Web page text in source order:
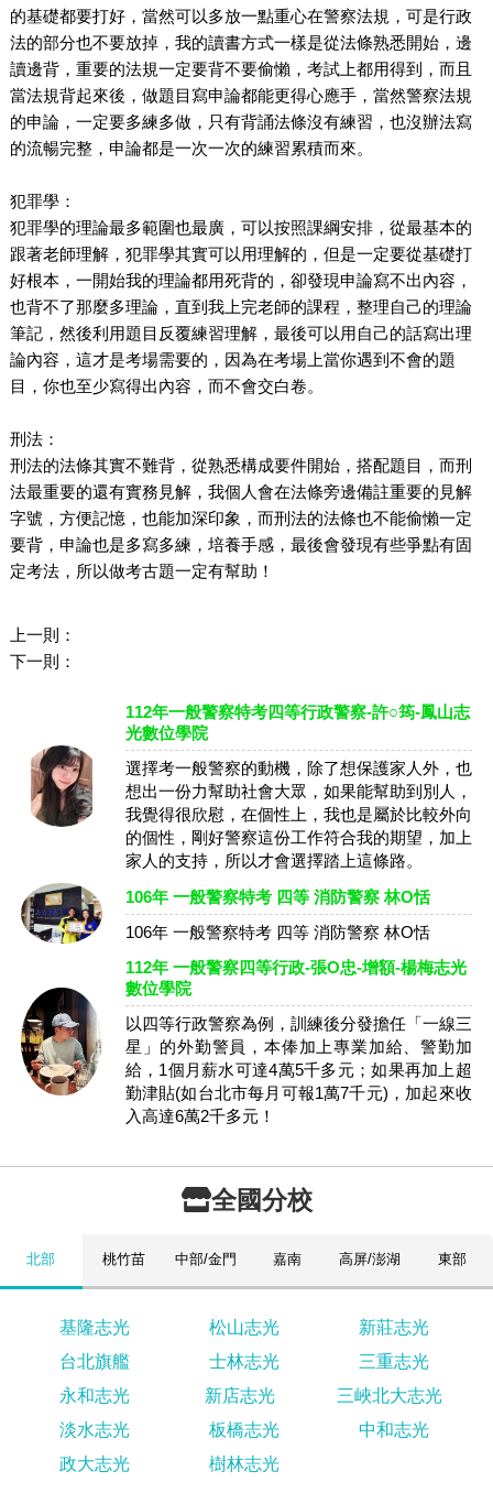
的基礎都要打好，當然可以多放一點重心在警察法規，可是行政
法的部分也不要放掉，我的讀書方式一樣是從法條熟悉開始，邊
讀邊背，重要的法規一定要背不要偷懶，考試上都用得到，而且
當法規背起來後，做題目寫申論都能更得心應手，當然警察法規
的申論，一定要多練多做，只有背誦法條沒有練習，也沒辦法寫
的流暢完整，申論都是一次一次的練習累積而來。
犯罪學：
犯罪學的理論最多範圍也最廣，可以按照課綱安排，從最基本的
跟著老師理解，犯罪學其實可以用理解的，但是一定要從基礎打
好根本，一開始我的理論都用死背的，卻發現申論寫不出內容，
也背不了那麼多理論，直到我上完老師的課程，整理自己的理論
筆記，然後利用題目反覆練習理解，最後可以用自己的話寫出理
論內容，這才是考場需要的，因為在考場上當你遇到不會的題
目，你也至少寫得出內容，而不會交白卷。
刑法：
刑法的法條其實不難背，從熟悉構成要件開始，搭配題目，而刑
法最重要的還有實務見解，我個人會在法條旁邊備註重要的見解
字號，方便記憶，也能加深印象，而刑法的法條也不能偷懶一定
要背，申論也是多寫多練，培養手感，最後會發現有些爭點有固
定考法，所以做考古題一定有幫助！
上一則：
下一則：
112年一般警察特考四等行政警察-許○筠-鳳山志
光數位學院
選擇考一般警察的動機，除了想保護家人外，也
想出一份力幫助社會大眾，如果能幫助到別人，
我覺得很欣慰，在個性上，我也是屬於比較外向
的個性，剛好警察這份工作符合我的期望，加上
家人的支持，所以才會選擇踏上這條路。
106年 一般警察特考 四等 消防警察 林O恬
106年 一般警察特考 四等 消防警察 林O恬
112年 一般警察四等行政-張O忠-增額-楊梅志光
數位學院
以四等行政警察為例，訓練後分發擔任「一線三
星」的外勤警員，本俸加上專業加給、警勤加
給，1個月薪水可達4萬5千多元；如果再加上超
勤津貼(如台北市每月可報1萬7千元)，加起來收
入高達6萬2千多元！
全國分校
北部 桃竹苗 中部/金門 嘉南 高屏/澎湖 東部
基隆志光 松山志光
新莊志光
台北旗艦
士林志光
三重志光
永和志光
新店志光
三峽北大志光
淡水志光
板橋志光
中和志光
政大志光
樹林志光